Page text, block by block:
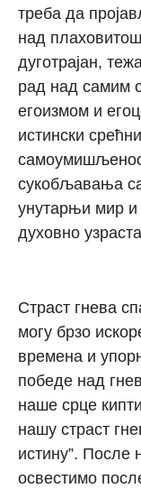
треба да
над
дуготрајан,
рад над самим
егоизмом и
истински
сукобљавања
унутарњи мир и
духовно
Страст гнева
могу брзо
времена и
победе над
наше срце
нашу страст
истину”. После
освестимо